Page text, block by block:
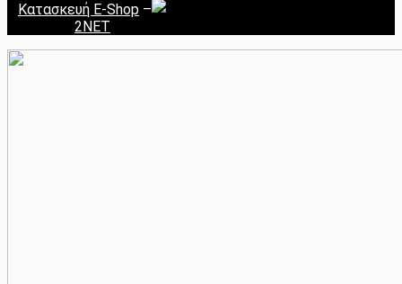
Κατασκευή E-Shop –
2NET